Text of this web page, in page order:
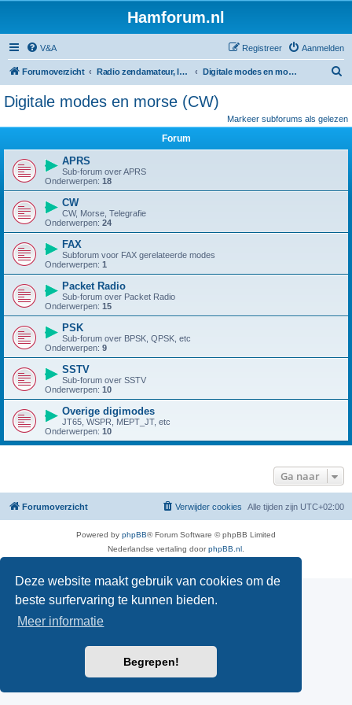
Deze website maakt gebruik van cookies om de
beste surfervaring te kunnen bieden.
Meer informatie
Begrepen!
Hamforum.nl
V&A Aanmelden
Registreer
Forumoverzicht Radio zendamateur, luisteramateur en elektronica zelfbouw Digitale modes en morse (CW)
k
Digitale modes en morse (CW)
Markeer subforums als gelezen
Forum
APRS
Sub-forum over APRS
Onderwerpen: 18
CW
CW, Morse, Telegrafie
Onderwerpen: 24
FAX
Subforum voor FAX gerelateerde modes
Onderwerpen: 1
Packet Radio
Sub-forum over Packet Radio
Onderwerpen: 15
PSK
Sub-forum over BPSK, QPSK, etc
Onderwerpen: 9
SSTV
Sub-forum over SSTV
Onderwerpen: 10
Overige digimodes
JT65, WSPR, MEPT_JT, etc
Onderwerpen: 10
Ga naar
Forumoverzicht Alle tijden zijn UTC+02:00
Verwijder cookies
Powered by phpBB® Forum Software © phpBB Limited
Nederlandse vertaling doorphpBB.nl